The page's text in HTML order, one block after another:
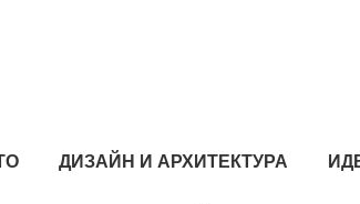
ДИЗАЙН И АРХИТЕКТУРА